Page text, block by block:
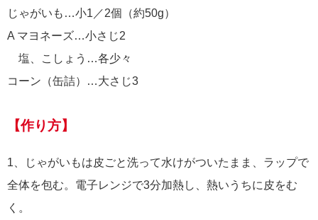
じゃがいも…小1／2個（約50g）
A マヨネーズ…小さじ2
塩、こしょう…各少々
コーン（缶詰）…大さじ3
【作り方】
1、じゃがいもは皮ごと洗って水けがついたまま、ラップで
全体を包む。電子レンジで3分加熱し、熱いうちに皮をむ
く。